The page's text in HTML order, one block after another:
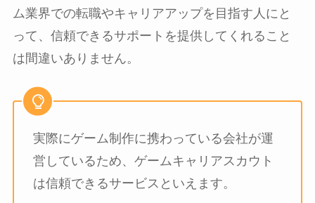
ム業界での転職やキャリアアップを目指す人にと
って、信頼できるサポートを提供してくれること
は間違いありません。
実際にゲーム制作に携わっている会社が運
営しているため、ゲームキャリアスカウト
は信頼できるサービスといえます。